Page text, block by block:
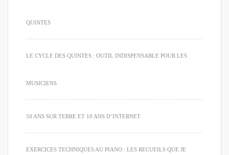
QUINTES
LE CYCLE DES QUINTES : OUTIL INDISPENSABLE POUR LES
MUSICIENS
50 ANS SUR TERRE ET 10 ANS D’INTERNET
EXERCICES TECHNIQUES AU PIANO : LES RECUEILS QUE JE